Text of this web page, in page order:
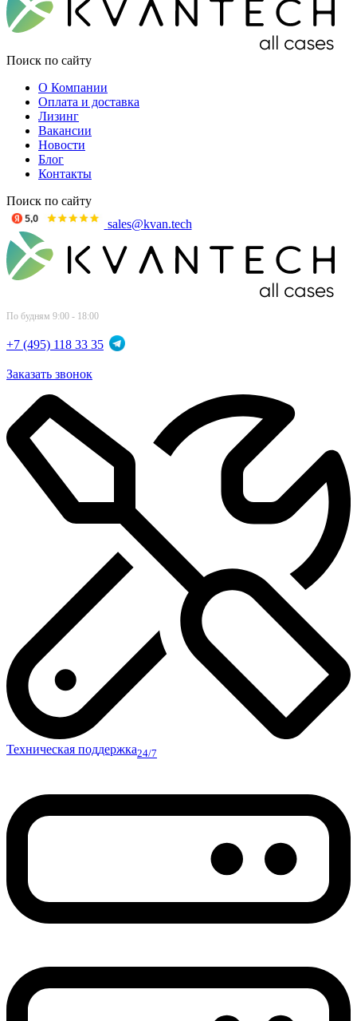
Поиск по сайту
О Компании
Оплата и доставка
Лизинг
Вакансии
Новости
Блог
Контакты
Поиск по сайту
sales@kvan.tech
По будням 9:00 - 18:00
+7 (495) 118 33 35
Заказать звонок
Техническая поддержка24/7